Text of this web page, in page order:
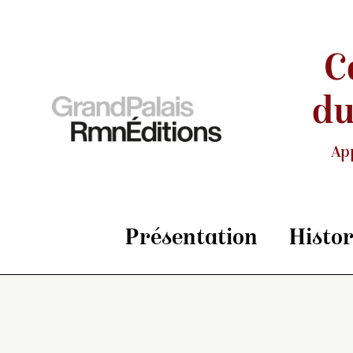
Présentation